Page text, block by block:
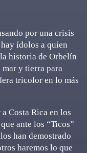
por una crisis
ídolos a quien
historia de Orbelín
y tierra para
tricolor en lo más
Costa Rica en los
ante los “Ticos”
han demostrado
haremos lo que